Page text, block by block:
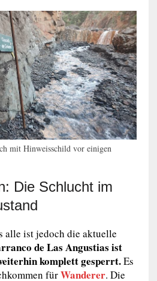
mit Hinweisschild vor einigen
Die Schlucht im
alle ist jedoch die aktuelle
de Las Angustias ist
komplett gesperrt.Es
fürWanderer. Die